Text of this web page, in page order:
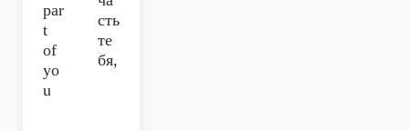
par
t
of
yo
u
сть
те
бя,